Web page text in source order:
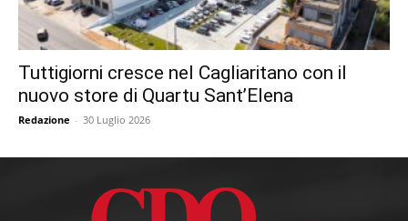
Tuttigiorni cresce nel Cagliaritano con il
nuovo store di Quartu Sant’Elena
Redazione - 30 Luglio 2026